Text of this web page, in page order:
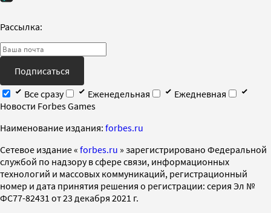
Рассылка:
Подписаться
Все сразу
Еженедельная
Ежедневная
Новости Forbes Games
Наименование издания: forbes.ru
Cетевое издание « forbes.ru » зарегистрировано Федеральной
службой по надзору в сфере связи, информационных
технологий и массовых коммуникаций, регистрационный
номер и дата принятия решения о регистрации: серия Эл №
ФС77-82431 от 23 декабря 2021 г.